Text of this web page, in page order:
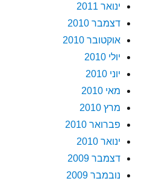
ינואר 2011
דצמבר 2010
אוקטובר 2010
יולי 2010
יוני 2010
מאי 2010
מרץ 2010
פברואר 2010
ינואר 2010
דצמבר 2009
נובמבר 2009